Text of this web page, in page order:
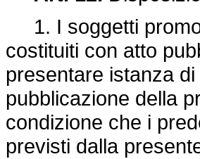
1. I soggetti
costituiti con atto
presentare istanza
pubblicazione della
condizione che i
previsti dalla